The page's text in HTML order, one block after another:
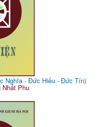
Nghĩa - Đức Hiếu - Đức Tín)
Nhất Phu